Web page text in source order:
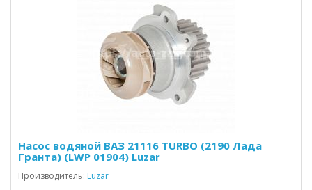
Насос водяной ВАЗ 21116 TURBO (2190 Лада
Гранта) (LWP 01904) Luzar
Производитель: Luzar